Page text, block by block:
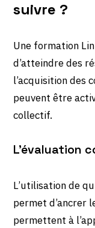
suivre ?
Une formation
d’atteindre des
l’acquisition des
peuvent être
collectif.
L’évaluation
L’utilisation de
permet d’ancrer
permettent à